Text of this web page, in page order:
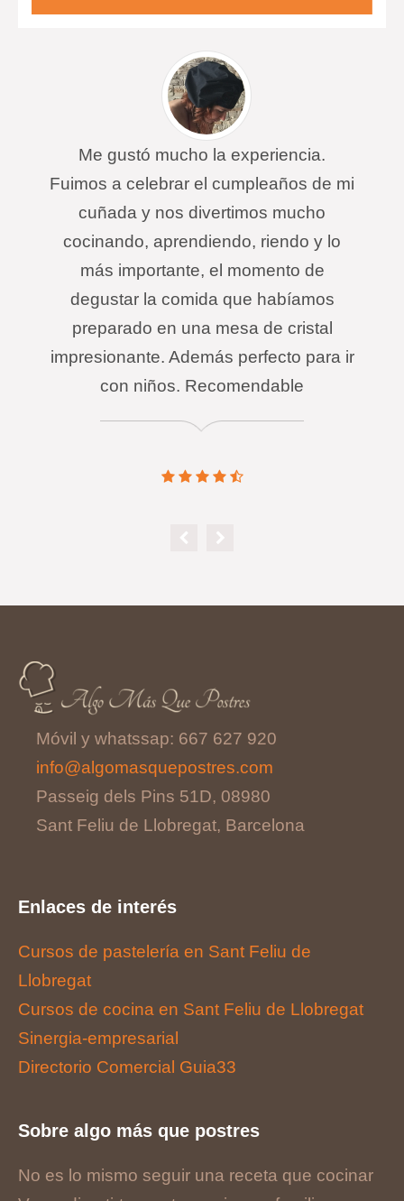
encantados de comer fruta con
sabor a chocolate. Aprenderán a
degustar nuevos sabores y texturas
que alegrarán sus paladares.
Me gustó mucho la experiencia.
Fuimos a celebrar el cumpleaños de mi
cuñada y nos divertimos mucho
cocinando, aprendiendo, riendo y lo
más importante, el momento de
degustar la comida que habíamos
preparado en una mesa de cristal
impresionante. Además perfecto para ir
con niños. Recomendable
Móvil y whatssap: 667 627 920
info@algomasquepostres.com
Passeig dels Pins 51D, 08980
Sant Feliu de Llobregat, Barcelona
Enlaces de interés
Cursos de pastelería en Sant Feliu de
Llobregat
Cursos de cocina en Sant Feliu de Llobregat
Sinergia-empresarial
Directorio Comercial Guia33
Sobre algo más que postres
No es lo mismo seguir una receta que cocinar